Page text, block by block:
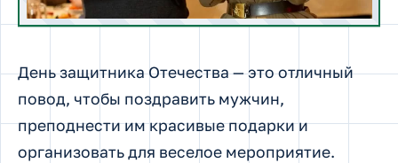
День защитника Отечества — это отличный
повод, чтобы поздравить мужчин,
преподнести им красивые подарки и
организовать для веселое мероприятие.